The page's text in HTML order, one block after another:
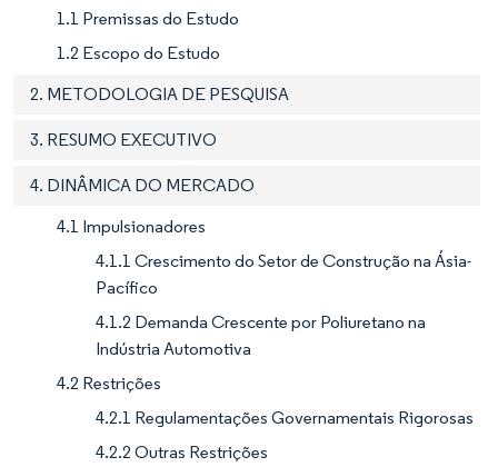
1.1 Premissas do Estudo
1.2 Escopo do Estudo
2. METODOLOGIA DE PESQUISA
3. RESUMO EXECUTIVO
4. DINÂMICA DO MERCADO
4.1 Impulsionadores
4.1.1 Crescimento do Setor de Construção na Ásia-
Pacífico
4.1.2 Demanda Crescente por Poliuretano na
Indústria Automotiva
4.2 Restrições
4.2.1 Regulamentações Governamentais Rigorosas
4.2.2 Outras Restrições